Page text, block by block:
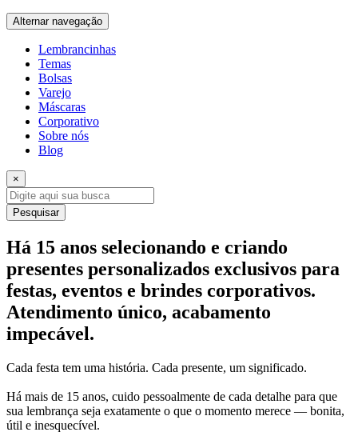
Alternar navegação
Lembrancinhas
Temas
Bolsas
Varejo
Máscaras
Corporativo
Sobre nós
Blog
×
Pesquisar
Há 15 anos selecionando e criando
presentes personalizados exclusivos para
festas, eventos e brindes corporativos.
Atendimento único, acabamento
impecável.
Cada festa tem uma história. Cada presente, um significado.
Há mais de 15 anos, cuido pessoalmente de cada detalhe para que
sua lembrança seja exatamente o que o momento merece — bonita,
útil e inesquecível.